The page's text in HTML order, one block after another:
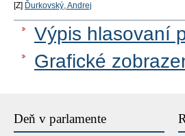
[Z] Ďurkovský, Andrej
Výpis hlasovaní
Grafické
Deň v parlamente